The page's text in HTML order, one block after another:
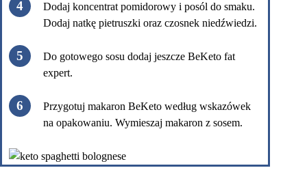
Dodaj koncentrat pomidorowy i posól do smaku.
Dodaj natkę pietruszki oraz czosnek niedźwiedzi.
Do gotowego sosu dodaj jeszcze BeKeto fat
expert.
Przygotuj makaron BeKeto według wskazówek
na opakowaniu. Wymieszaj makaron z sosem.